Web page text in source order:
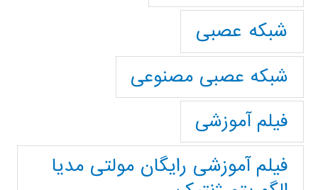
شبکه عصبی
شبکه عصبی مصنوعی
فیلم آموزشی
فیلم آموزشی رایگان مولتی مدیا